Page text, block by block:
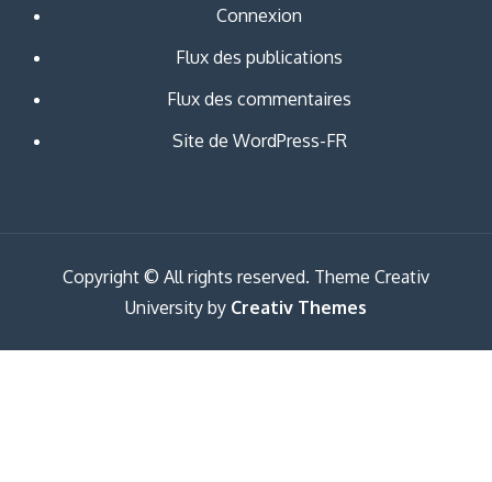
Connexion
Flux des publications
Flux des commentaires
Site de WordPress-FR
Copyright © All rights reserved. Theme Creativ
University by Creativ Themes